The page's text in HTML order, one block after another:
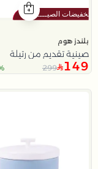
بلندز هوم
صينية تقديم من رتيلة
149
299